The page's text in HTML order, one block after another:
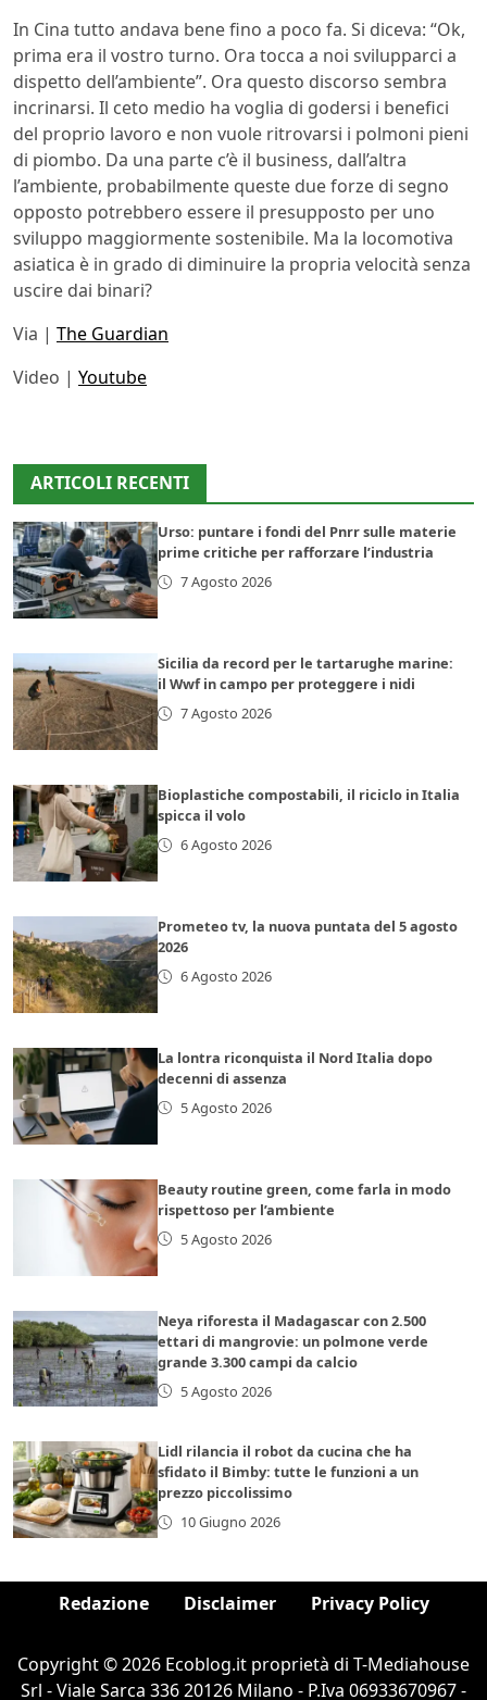
In Cina tutto andava bene fino a poco fa. Si diceva: “Ok,
prima era il vostro turno. Ora tocca a noi svilupparci a
dispetto dell’ambiente”. Ora questo discorso sembra
incrinarsi. Il ceto medio ha voglia di godersi i benefici
del proprio lavoro e non vuole ritrovarsi i polmoni pieni
di piombo. Da una parte c’è il business, dall’altra
l’ambiente, probabilmente queste due forze di segno
opposto potrebbero essere il presupposto per uno
sviluppo maggiormente sostenibile. Ma la locomotiva
asiatica è in grado di diminuire la propria velocità senza
uscire dai binari?
Via | The Guardian
Video | Youtube
ARTICOLI RECENTI
Urso: puntare i fondi del Pnrr sulle materie
prime critiche per rafforzare l’industria
7 Agosto 2026
Sicilia da record per le tartarughe marine:
il Wwf in campo per proteggere i nidi
7 Agosto 2026
Bioplastiche compostabili, il riciclo in Italia
spicca il volo
6 Agosto 2026
Prometeo tv, la nuova puntata del 5 agosto
2026
6 Agosto 2026
La lontra riconquista il Nord Italia dopo
decenni di assenza
5 Agosto 2026
Beauty routine green, come farla in modo
rispettoso per l’ambiente
5 Agosto 2026
Neya riforesta il Madagascar con 2.500
ettari di mangrovie: un polmone verde
grande 3.300 campi da calcio
5 Agosto 2026
Lidl rilancia il robot da cucina che ha
sfidato il Bimby: tutte le funzioni a un
prezzo piccolissimo
10 Giugno 2026
Redazione Disclaimer Privacy Policy
Copyright © 2026 Ecoblog.it proprietà di T-Mediahouse
Srl - Viale Sarca 336 20126 Milano - P.Iva 06933670967 -